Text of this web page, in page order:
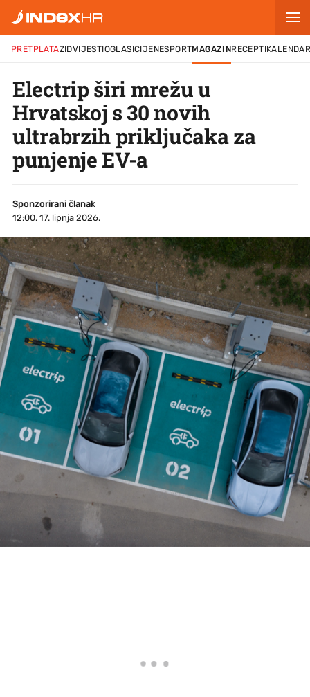
PRETPLATAZIDVIJESTIOGLASICIJENESPORTMAGAZINRECEPTI
Electrip širi mrežu u
Hrvatskoj s 30 novih
ultrabrzih priključaka za
punjenje EV-a
Sponzorirani članak
12:00, 17. lipnja 2026.